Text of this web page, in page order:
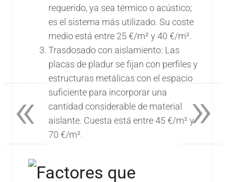
requerido, ya sea térmico o acústico;
es el sistema más utilizado. Su coste
medio está entre 25 €/m² y 40 €/m².
Trasdosado con aislamiento: Las
placas de pladur se fijan con perfiles y
estructuras metálicas con el espacio
suficiente para incorporar una
cantidad considerable de material
aislante. Cuesta está entre 45 €/m² y
70 €/m².
»
«